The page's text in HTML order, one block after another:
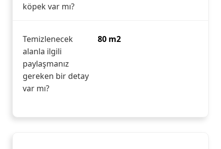
köpek var mı?
Temizlenecek
alanla ilgili
paylaşmanız
gereken bir detay
var mı?
80 m2